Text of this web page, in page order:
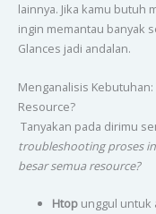
lainnya. Jika kamu
ingin memantau banyak
Glances jadi andalan.
Menganalisis
Resource?
Tanyakan pada dirimu
troubleshooting proses
besar semua resource?
Htopunggul untuk